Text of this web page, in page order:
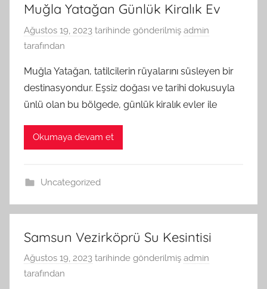
Muğla Yatağan Günlük Kiralık Ev
Ağustos 19, 2023 tarihinde gönderilmiş admin
tarafından
Muğla Yatağan, tatilcilerin rüyalarını süsleyen bir
destinasyondur. Eşsiz doğası ve tarihi dokusuyla
ünlü olan bu bölgede, günlük kiralık evler ile
Okumaya devam et
Uncategorized
Samsun Vezirköprü Su Kesintisi
Ağustos 19, 2023 tarihinde gönderilmiş admin
tarafından